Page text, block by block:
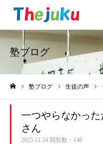
塾ブログ
塾ブログ 生徒の声
一つやらなかっ
さん
2025.11.24 閲覧数：148